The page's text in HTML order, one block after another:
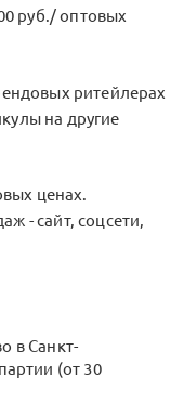
руб./ оптовых
ритейлерах
на другие
ценах.
- сайт, соцсети,
в Санкт-
(от 30